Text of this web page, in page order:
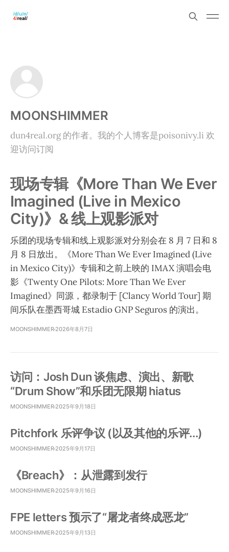
MOONSHIMMER
dun4real.org 的作者。我的个人博客是poisonivy.li 欢
迎访问订阅
现场专辑《More Than We Ever
Imagined (Live in Mexico
City)》& 线上观影派对
乐团的现场专辑和线上观影派对分别会在 8 月 7 日和 8
月 8 日放出。《More Than We Ever Imagined (Live
in Mexico City)》专辑和之前上映的 IMAX 演唱会电
影《Twenty One Pilots: More Than We Ever
Imagined》同源，都录制于 [Clancy World Tour] 期
间乐队在墨西哥城 Estadio GNP Seguros 的演出。
MOONSHIMMER 2026年8月7日
访问：Josh Dun 谈焦虑、演出、新歌
“Drum Show”和乐团无限期 hiatus
MOONSHIMMER 2025年9月18日
Pitchfork 乐评争议 (以及其他的乐评...)
MOONSHIMMER 2025年9月17日
《Breach》：从泄露到发行
MOONSHIMMER 2025年9月16日
FPE letters 预示了“屠龙者终成恶龙”
MOONSHIMMER 2025年9月13日